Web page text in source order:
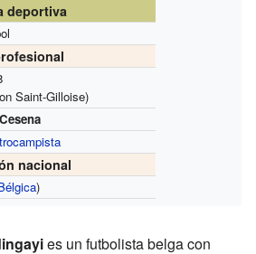
deportiva
Saint-Gilloise)
nacional
)
es un futbolista belga con